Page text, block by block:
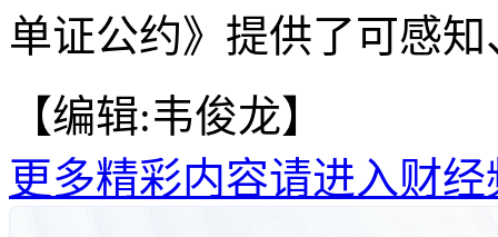
单证公约》提供了可感
【编辑:韦俊龙】
更多精彩内容请进入财经